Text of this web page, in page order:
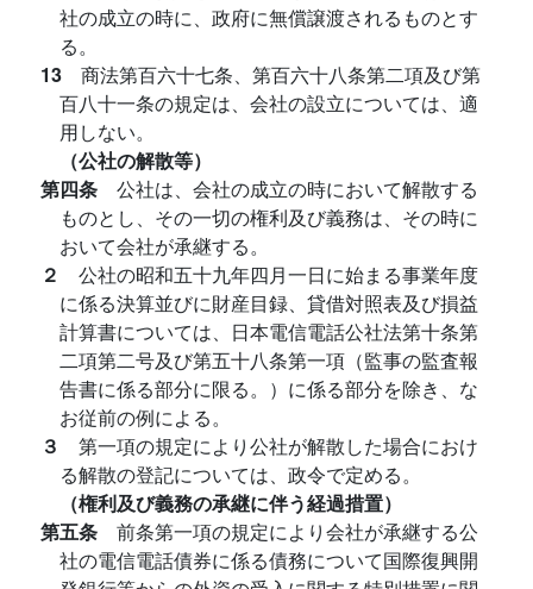
社の成立の時に、政府に無償譲渡されるものとす
る。
13 商法第百六十七条、第百六十八条第二項及び第
百八十一条の規定は、会社の設立については、適
用しない。
（公社の解散等）
第四条 公社は、会社の成立の時において解散する
ものとし、その一切の権利及び義務は、その時に
おいて会社が承継する。
２ 公社の昭和五十九年四月一日に始まる事業年度
に係る決算並びに財産目録、貸借対照表及び損益
計算書については、日本電信電話公社法第十条第
二項第二号及び第五十八条第一項（監事の監査報
告書に係る部分に限る。）に係る部分を除き、な
お従前の例による。
３ 第一項の規定により公社が解散した場合におけ
る解散の登記については、政令で定める。
（権利及び義務の承継に伴う経過措置）
第五条 前条第一項の規定により会社が承継する公
社の電信電話債券に係る債務について国際復興開